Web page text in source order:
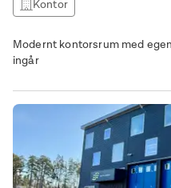
Kontor
Modernt kontorsrum med
ingår